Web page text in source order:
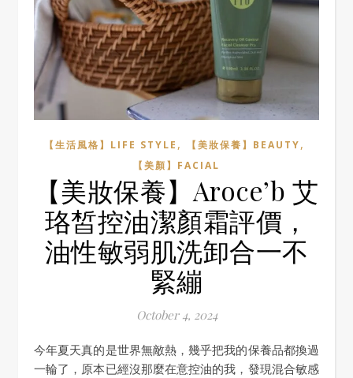
【生活風格】LIFE STYLE , 【美妝保養】BEAUTY,
【美顏】FACIAL
【美妝保養】Aroce’b 艾
珞皙控油潔顏霜評價，
油性敏弱肌洗卸合一不
緊繃
October 4, 2024
今年夏天真的是世界無敵熱，幾乎把我的保養品都換過
一輪了，原本已經沒那麼在意控油的我，發現混合敏感